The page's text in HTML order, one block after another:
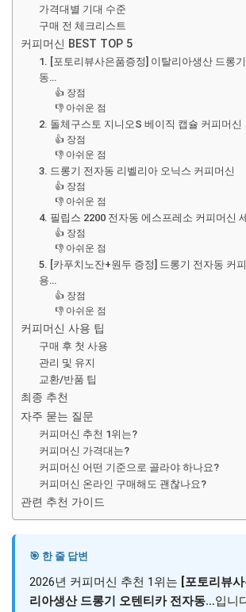
가격대별 기대 수준
구매 전 체크리스트
커피머신 BEST TOP 5
1. [포토리뷰사은품증정] 이탈리아생산 드롱
동…
👍 장점
👎 아쉬운 점
2. 돌체구스토 지니오S 베이직 캡슐 커피머신
👍 장점
👎 아쉬운 점
3. 드롱기 전자동 리벨리아 오닉스 커피머신
👍 장점
👎 아쉬운 점
4. 필립스 2200 전자동 에스프레소 커피머신
👍 장점
👎 아쉬운 점
5. [카푸치노잔+원두 증정] 드롱기 전자동 커
용…
👍 장점
👎 아쉬운 점
커피머신 사용 팁
구매 후 첫 사용
관리 및 유지
교환/반품 팁
최종 추천
자주 묻는 질문
커피머신 추천 1위는?
커피머신 가격대는?
커피머신 어떤 기준으로 골라야 하나요?
커피머신 온라인 구매해도 괜찮나요?
관련 추천 가이드
🎯 한 줄 답변
2026년 커피머신 추천 1위는 [포토리뷰
리아생산 드롱기 오텐티카 전자동…입니